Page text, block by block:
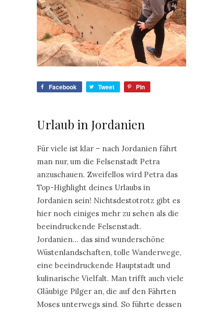
Facebook Tweet Pin
Urlaub in Jordanien
Für viele ist klar – nach Jordanien fährt
man nur, um die Felsenstadt Petra
anzuschauen. Zweifellos wird Petra das
Top-Highlight deines Urlaubs in
Jordanien sein! Nichtsdestotrotz gibt es
hier noch einiges mehr zu sehen als die
beeindruckende Felsenstadt.
Jordanien… das sind wunderschöne
Wüstenlandschaften, tolle Wanderwege,
eine beeindruckende Hauptstadt und
kulinarische Vielfalt. Man trifft auch viele
Gläubige Pilger an, die auf den Fährten
Moses unterwegs sind. So führte dessen